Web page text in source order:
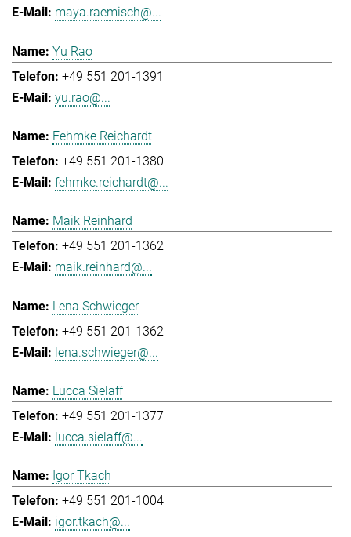
maya.raemisch@...
Yu Rao
+49 551 201-1391
yu.rao@...
Fehmke Reichardt
+49 551 201-1380
fehmke.reichardt@...
Maik Reinhard
+49 551 201-1362
maik.reinhard@...
Lena Schwieger
+49 551 201-1362
lena.schwieger@...
Lucca Sielaff
+49 551 201-1377
lucca.sielaff@...
Igor Tkach
+49 551 201-1004
igor.tkach@...